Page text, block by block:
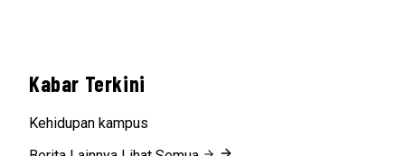
Kabar Terkini
Kehidupan kampus